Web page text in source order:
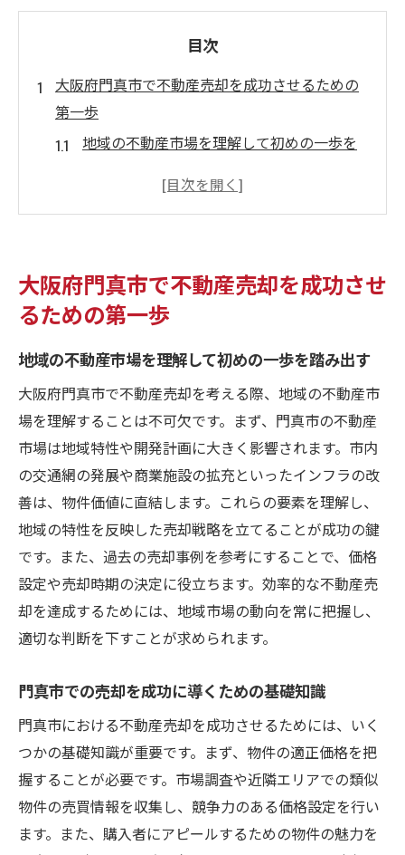
目次
大阪府門真市で不動産売却を成功させるための
第一歩
地域の不動産市場を理解して初めの一歩を
門真市での売却を成功に導くための基礎知
え
ローン返済を見据えた売却計画の立て方
プ
不動産売却におけるローン完済を目指す戦略の
ローン完済を目指すための戦略的アプロー
チ
資産価値を最大化する売却戦略の策定
ローンの負担を軽減するための売却テクニ
ック
門真市の市場特性を活かした売却プランの
リスクを最小限に抑える売却戦略の考え方
ローン完済を実現するための効率的な売却
方法
門真市の不動産市場動向を理解して売却を加速
最新の市場動向を把握して売却を有利に進
める
大阪府門真市で不動産売却を成功させ
るための第一歩
地域の不動産市場を理解して初めの一歩を踏み出す
大阪府門真市で不動産売却を考える際、地域の不動産市
場を理解することは不可欠です。まず、門真市の不動産
市場は地域特性や開発計画に大きく影響されます。市内
の交通網の発展や商業施設の拡充といったインフラの改
善は、物件価値に直結します。これらの要素を理解し、
地域の特性を反映した売却戦略を立てることが成功の鍵
です。また、過去の売却事例を参考にすることで、価格
設定や売却時期の決定に役立ちます。効率的な不動産売
却を達成するためには、地域市場の動向を常に把握し、
適切な判断を下すことが求められます。
門真市での売却を成功に導くための基礎知識
門真市における不動産売却を成功させるためには、いく
つかの基礎知識が重要です。まず、物件の適正価格を把
握することが必要です。市場調査や近隣エリアでの類似
物件の売買情報を収集し、競争力のある価格設定を行い
ます。また、購入者にアピールするための物件の魅力を